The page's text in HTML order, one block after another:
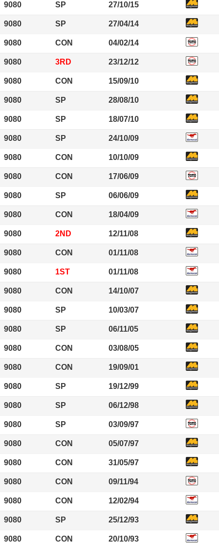
9080 SP 27/10/15
9080 SP 27/04/14
9080 CON 04/02/14
9080 3RD 23/12/12
9080 CON 15/09/10
9080 SP 28/08/10
9080 SP 18/07/10
9080 SP 24/10/09
9080 CON 10/10/09
9080 CON 17/06/09
9080 SP 06/06/09
9080 CON 18/04/09
9080 2ND 12/11/08
9080 CON 01/11/08
9080 1ST 01/11/08
9080 CON 14/10/07
9080 SP 10/03/07
9080 SP 06/11/05
9080 CON 03/08/05
9080 CON 19/09/01
9080 SP 19/12/99
9080 SP 06/12/98
9080 SP 03/09/97
9080 CON 05/07/97
9080 CON 31/05/97
9080 CON 09/11/94
9080 CON 12/02/94
9080 SP 25/12/93
9080 CON 20/10/93